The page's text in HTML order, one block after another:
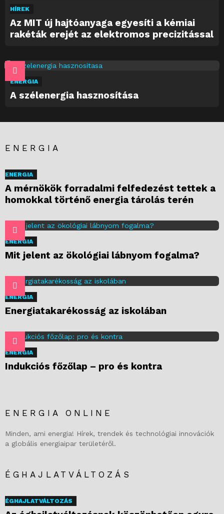
HÍREK
Az MIT új hajtóanyaga egyesíti a kémiai
rakéták erejét az elektromos precizitással
ENERGIA
A szélenergia hasznosítása
ENERGIA
ENERGIA
A mérnökök forradalmi felfedezést tettek a
homokkal történő energia tárolás terén
ENERGIA
Mit jelent az ökológiai lábnyom fogalma?
ENERGIA
Energiatakarékosság az iskolában
ENERGIA
Indukciós főzőlap – pro és kontra
ENERGIA ONLINE
Minden, ami energia! Hírek, trendek és technológiai innovációk
a globális energiaipar területéről.
ÉGHAJLATVÁLTOZÁS
ÉGHAJLATVÁLTOZÁS